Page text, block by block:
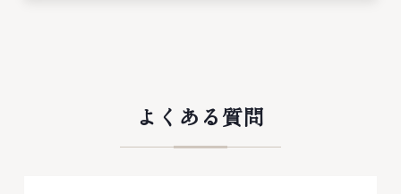
よくある質問